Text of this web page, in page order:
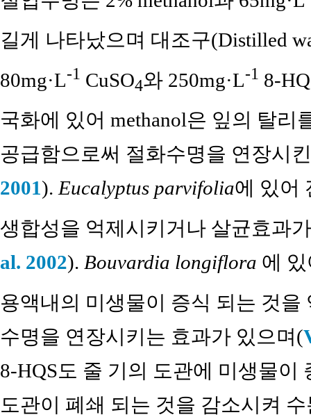
길게 나타났으며 대조구(Distilled
80mg·L-1 CuSO4와 250mg·L-1 8-
국화에 있어 methanol은 잎의 탈
공급함으로써 절화수명을 연장시
2001). Eucalyptus parvifolia에 있어
생합성을 억제시키거나 살균효과
al. 2002). Bouvardia longiflora 에 있
용액내의 미생물이 증식 되는 것
수명을 연장시키는 효과가 있으며(
8-HQS도 줄 기의 도관에 미생물이
도관이 폐쇄 되는 것을 감소시켜